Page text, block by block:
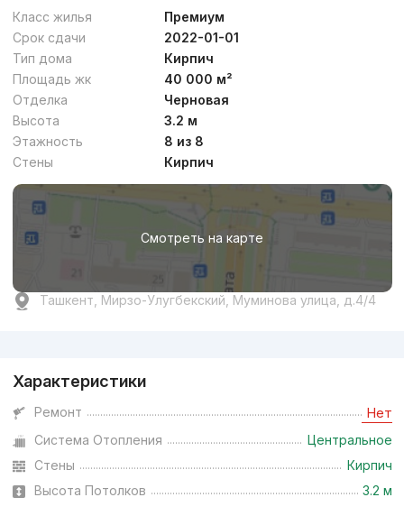
Класс жилья
Премиум
Срок сдачи
2022-01-01
Тип дома
Кирпич
Площадь жк
40 000 м²
Отделка
Черновая
Высота
3.2 м
Этажность
8 из 8
Стены
Кирпич
Смотреть на карте
Ташкент, Мирзо-Улугбекский, Муминова улица, д.4/4
Характеристики
Ремонт Нет
Система Отопления
Центральное
Стены
Кирпич
Высота Потолков
3.2 м